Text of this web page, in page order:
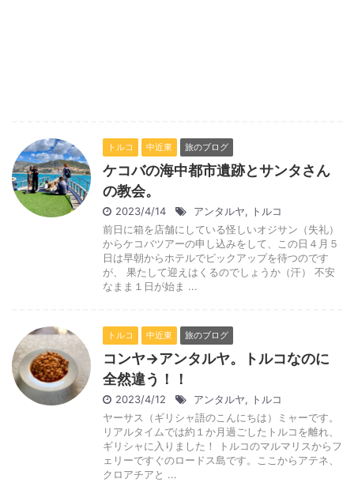
トルコ 中近東 旅のブログ
ケコバの海中都市遺跡とサンタさん
の教会。
2023/4/14 アンタルヤ, トルコ
前日に箱を店舗にしている怪しいオジサン（失礼）
からケコバツアーの申し込みをして、この日４月５
日は早朝からホテルでピックアップを待つのです
が、 果たして迎えはくるのでしょうか（汗） 不安
なまま１日が始ま ...
トルコ 中近東 旅のブログ
コンヤ→アンタルヤ。トルコなのに
全然違う！！
2023/4/12 アンタルヤ, トルコ
ヤーサス（ギリシャ語のこんにちは）ミャーです。
リアルタイムでは約１か月過ごしたトルコを離れ、
ギリシャに入りました！ トルコのマルマリスからフ
ェリーですぐのロードス島です。ここからアテネ、
クロアチアと ...